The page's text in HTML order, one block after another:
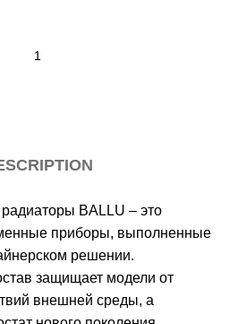
BALLU – это
приборы, выполненные
решении.
защищает модели от
внешней среды, а